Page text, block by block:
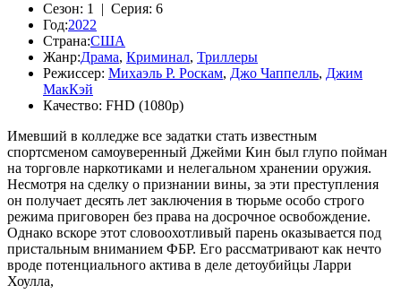
Сезон: 1 | Серия: 6
Год:2022
Страна:США
Жанр:Драма, Криминал, Триллеры
Режиссер: Михаэль Р. Роскам, Джо Чаппелль, Джим
МакКэй
Качество: FHD (1080p)
Имевший в колледже все задатки стать известным
спортсменом самоуверенный Джейми Кин был глупо пойман
на торговле наркотиками и нелегальном хранении оружия.
Несмотря на сделку о признании вины, за эти преступления
он получает деcять лет заключения в тюрьме особо строго
режима приговорен без права на досрочное освобождение.
Однако вскоре этот словоохотливый парень оказывается под
пристальным вниманием ФБР. Его рассматривают как нечто
вроде потенциального актива в деле детоубийцы Ларри
Хоулла,